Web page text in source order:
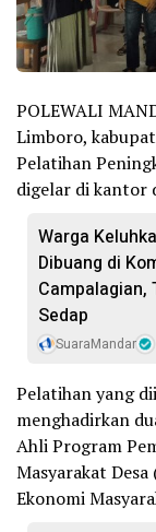
POLEWALI
Limboro,
Pelatihan
digelar di kantor
Warga
Dibuang di
Campalagian,
Sedap
SuaraMandar
Pelatihan yang
menghadirkan
Ahli Program
Masyarakat
Ekonomi